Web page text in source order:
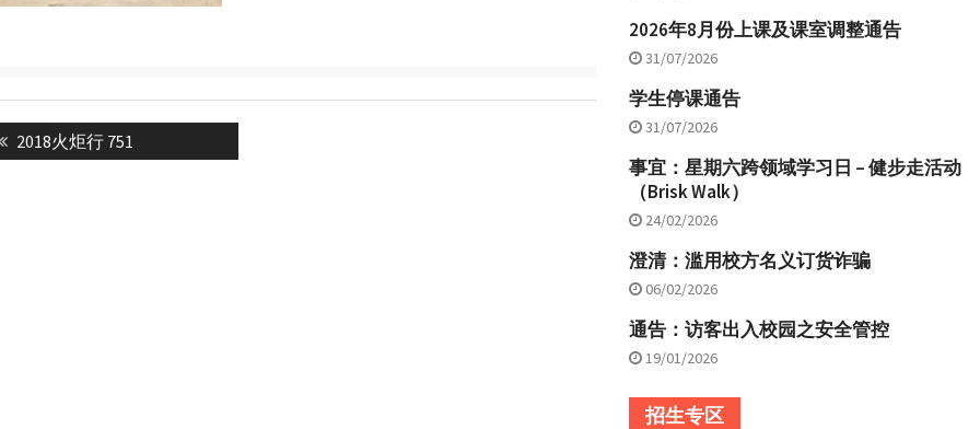
Previous
post:
2018火炬行 751
2026年8月份上课及课室调整通告
31/07/2026
学生停课通告
31/07/2026
事宜：星期六跨领域学习日 – 健步走活动
（Brisk Walk）
24/02/2026
澄清：滥用校方名义订货诈骗
06/02/2026
通告：访客出入校园之安全管控
19/01/2026
招生专区